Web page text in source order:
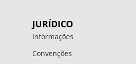
JURÍDICO
Informações
Convenções